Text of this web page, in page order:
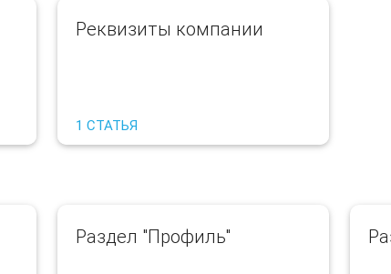
Реквизиты компании
1 СТАТЬЯ
Раздел "Профиль"